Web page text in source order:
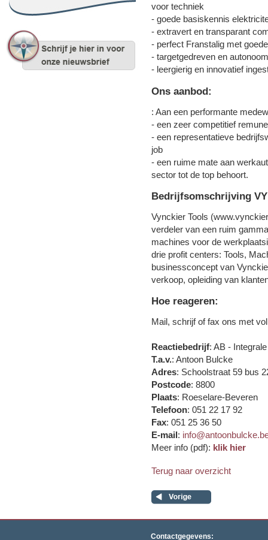
voor techniek
- goede basiskennis
- extravert en transparant
- perfect Franstalig met
- targetgedreven en
- leergierig en innovatief
Ons aanbod:
: Aan een performante
- een zeer competitief
- een representatieve
job
- een ruime mate aan
sector tot de top behoort.
Bedrijfsomschrijving
Vynckier Tools
verdeler van een ruim
machines voor de
drie profit centers: Tools,
businessconcept van
verkoop, opleiding van
Hoe reageren:
Mail, schrijf of fax ons met
Reactiebedrijf: AB -
T.a.v.: Antoon Bulcke
Adres: Schoolstraat 59 bus
Postcode: 8800
Plaats: Roeselare-Beveren
Telefoon: 051 22 17 92
Fax: 051 25 36 50
E-mail :
Meer info (pdf): klik hier
Terug naar overzicht
Contactgegevens: